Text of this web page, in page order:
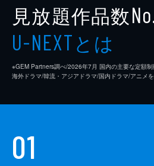
見放題作品数
U-NEXTとは
※GEM Partners調べ/2026年7⽉ 国内の主要な定額
海外ドラマ/韓流・アジアドラマ/国内ドラマ/アニメ
01